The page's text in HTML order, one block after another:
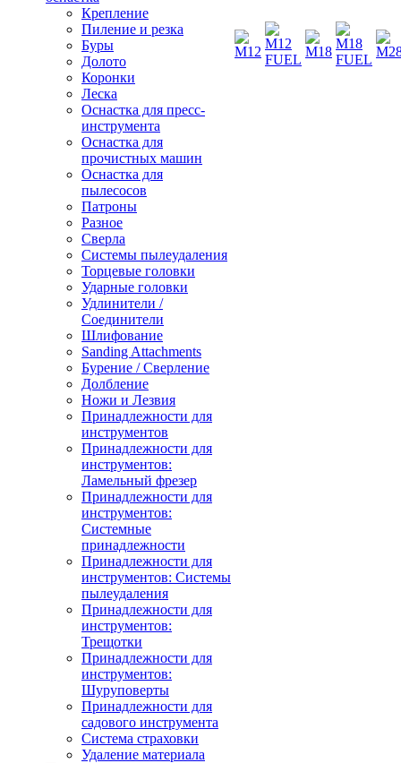
Крепление
Пиление и резка
Буры
Долото
Коронки
Леска
Оснастка для пресс-
инструмента
Оснастка для
прочистных машин
Оснастка для
пылесосов
Патроны
Разное
Сверла
Системы пылеудаления
Торцевые головки
Ударные головки
Удлинители /
Соединители
Шлифование
Sanding Attachments
Бурение / Сверление
Долбление
Ножи и Лезвия
Принадлежности для
инструментов
Принадлежности для
инструментов:
Ламельный фрезер
Принадлежности для
инструментов:
Системные
принадлежности
Принадлежности для
инструментов: Системы
пылеудаления
Принадлежности для
инструментов:
Трещотки
Принадлежности для
инструментов:
Шуруповерты
Принадлежности для
садового инструмента
Система страховки
Удаление материала